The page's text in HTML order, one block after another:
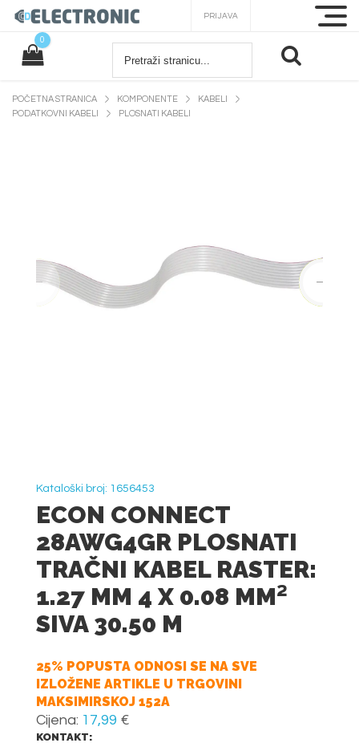
PRIJAVA
0
POČETNA STRANICA KOMPONENTE
KABELI
PODATKOVNI KABELI
PLOSNATI KABELI
Kataloški broj: 1656453
ECON CONNECT
28AWG4GR PLOSNATI
TRAČNI KABEL RASTER:
1.27 MM 4 X 0.08 MM²
SIVA 30.50 M
25% POPUSTA ODNOSI SE NA SVE
IZLOŽENE ARTIKLE U TRGOVINI
MAKSIMIRSKOJ 152A
Cijena: 17,99 €
KONTAKT: